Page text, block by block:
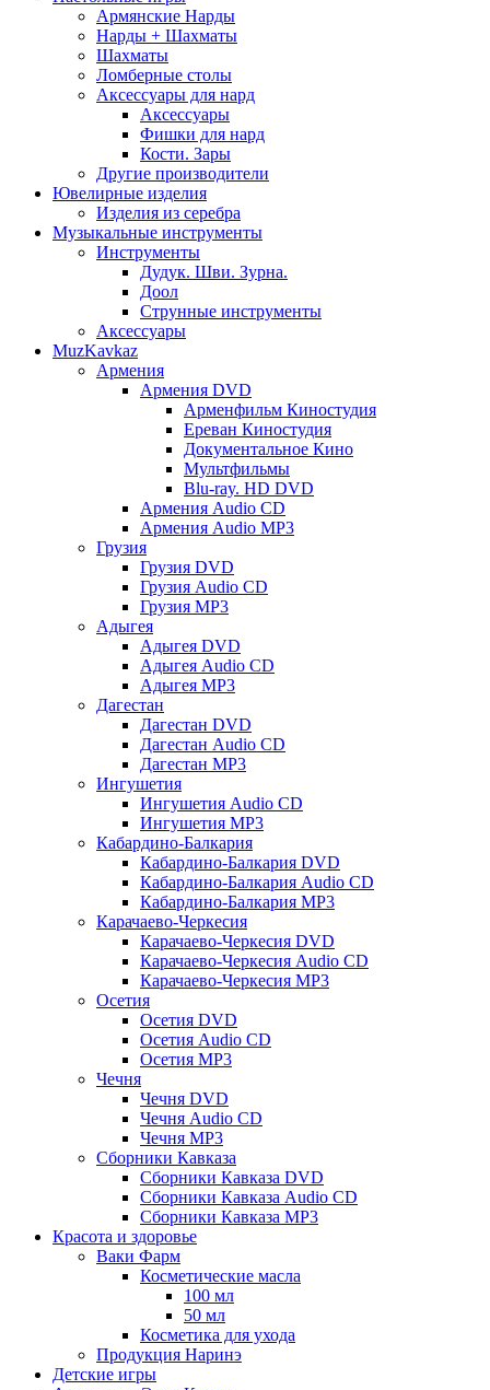
Армянские Нарды
Нарды + Шахматы
Шахматы
Ломберные столы
Аксессуары для нард
Аксессуары
Фишки для нард
Кости. Зары
Другие производители
Ювелирные изделия
Изделия из серебра
Музыкальные инструменты
Инструменты
Дудук. Шви. Зурна.
Доол
Струнные инструменты
Аксессуары
MuzKavkaz
Армения
Армения DVD
Арменфильм Киностудия
Ереван Киностудия
Документальное Кино
Мультфильмы
Blu-ray. HD DVD
Армения Audio CD
Армения Audio MP3
Грузия
Грузия DVD
Грузия Audio CD
Грузия MP3
Адыгея
Адыгея DVD
Адыгея Audio CD
Адыгея MP3
Дагестан
Дагестан DVD
Дагестан Audio CD
Дагестан MP3
Ингушетия
Ингушетия Audio CD
Ингушетия MP3
Кабардино-Балкария
Кабардино-Балкария DVD
Кабардино-Балкария Audio CD
Кабардино-Балкария MP3
Карачаево-Черкесия
Карачаево-Черкесия DVD
Карачаево-Черкесия Audio CD
Карачаево-Черкесия MP3
Осетия
Осетия DVD
Осетия Audio CD
Осетия MP3
Чечня
Чечня DVD
Чечня Audio CD
Чечня MP3
Сборники Кавказа
Сборники Кавказа DVD
Сборники Кавказа Audio CD
Сборники Кавказа MP3
Красота и здоровье
Ваки Фарм
Косметические масла
100 мл
50 мл
Косметика для ухода
Продукция Наринэ
Детские игры